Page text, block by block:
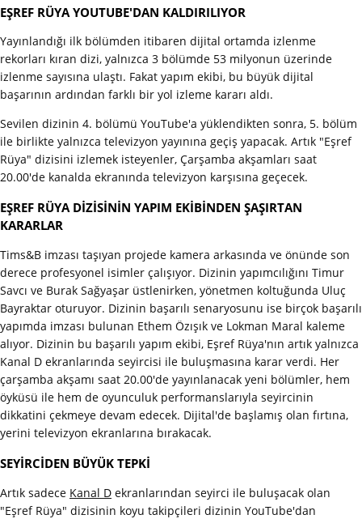
EŞREF RÜYA YOUTUBE'DAN KALDIRILIYOR
Yayınlandığı ilk bölümden itibaren dijital ortamda izlenme
rekorları kıran dizi, yalnızca 3 bölümde 53 milyonun üzerinde
izlenme sayısına ulaştı. Fakat yapım ekibi, bu büyük dijital
başarının ardından farklı bir yol izleme kararı aldı.
Sevilen dizinin 4. bölümü YouTube'a yüklendikten sonra, 5. bölüm
ile birlikte yalnızca televizyon yayınına geçiş yapacak. Artık "Eşref
Rüya" dizisini izlemek isteyenler, Çarşamba akşamları saat
20.00'de kanalda ekranında televizyon karşısına geçecek.
EŞREF RÜYA DİZİSİNİN YAPIM EKİBİNDEN ŞAŞIRTAN
KARARLAR
Tims&B imzası taşıyan projede kamera arkasında ve önünde son
derece profesyonel isimler çalışıyor. Dizinin yapımcılığını Timur
Savcı ve Burak Sağyaşar üstlenirken, yönetmen koltuğunda Uluç
Bayraktar oturuyor. Dizinin başarılı senaryosunu ise birçok başarılı
yapımda imzası bulunan Ethem Özışık ve Lokman Maral kaleme
alıyor. Dizinin bu başarılı yapım ekibi, Eşref Rüya'nın artık yalnızca
Kanal D ekranlarında seyircisi ile buluşmasına karar verdi. Her
çarşamba akşamı saat 20.00'de yayınlanacak yeni bölümler, hem
öyküsü ile hem de oyunculuk performanslarıyla seyircinin
dikkatini çekmeye devam edecek. Dijital'de başlamış olan fırtına,
yerini televizyon ekranlarına bırakacak.
SEYİRCİDEN BÜYÜK TEPKİ
Artık sadece Kanal D ekranlarından seyirci ile buluşacak olan
"Eşref Rüya" dizisinin koyu takipçileri dizinin YouTube'dan